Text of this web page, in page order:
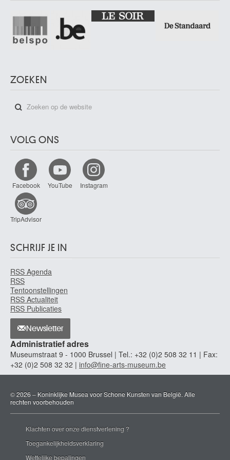
ZOEKEN
VOLG ONS
Facebook YouTube Instagram
TripAdvisor
SCHRIJF JE IN
RSS Agenda
RSS
Tentoonstellingen
RSS Actualiteit
RSS Publicaties
Newsletter
Administratief adres
Museumstraat 9 - 1000 Brussel | Tel.: +32 (0)2 508 32 11 | Fax:
+32 (0)2 508 32 32 | info@fine-arts-museum.be
© 2026 – Koninklijke Musea voor Schone Kunsten van België. Alle
rechten voorbehouden
Klachten over onze dienstverlening ?
Toegankelijkheidsverklaring
Wettelijke bepalingen